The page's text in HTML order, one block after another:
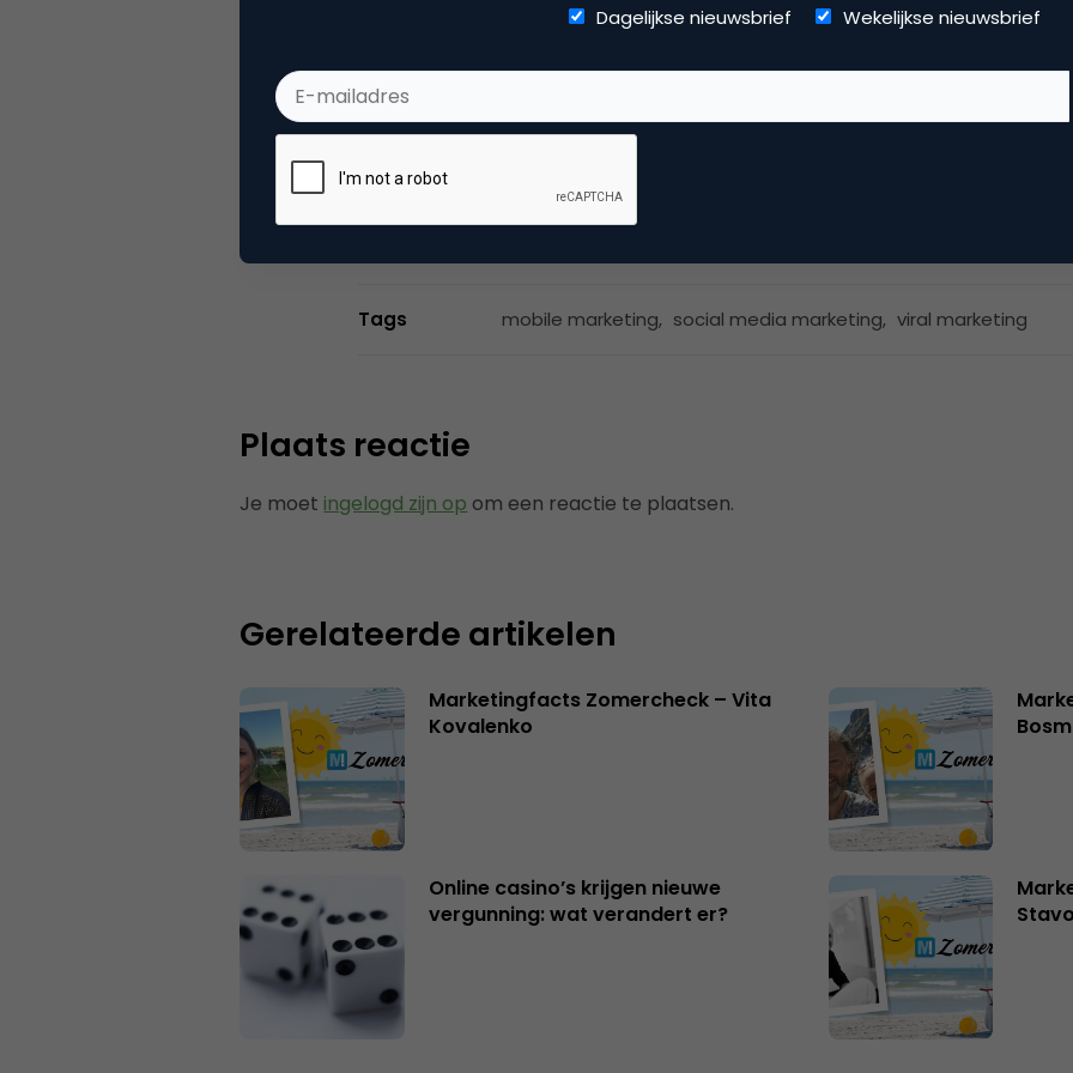
Marketingfacts en van 2004-2014 ook op de achtergrond actief geweest
Tags mobile marketing, social media marketing, viral marketing
Plaats reactie
Je moet ingelogd zijn op om een reactie te plaatsen.
Gerelateerde artikelen
Marketingfacts Zomercheck – Vita
Kovalenko
Online casino’s krijgen nieuwe
vergunning: wat verandert er?
Dagelijkse nieuwsbrief Wekelijkse nieuwsbrief